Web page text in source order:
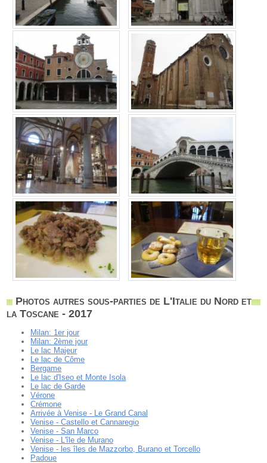
Photos autres sous-parties de L'Italie du Nord et
la Toscane - 2017
Milan: 1er jour
Milan: 2ème jour
Le lac Majeur
Le lac de Côme
Bergame
Le lac d'Iseo et Monte Isola
Le lac de Garde
Vérone
Crémone
Arrivée à Venise - Le Grand Canal
Venise - Castello et Cannaregio
Venise - San Marco
Venise - L'île de Murano
Venise - les îles de Mazzorbo, Burano et Torcello
Padoue